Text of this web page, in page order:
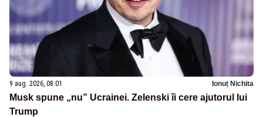
9 aug. 2026, 08:01 Ionuț Nichita
Musk spune „nu” Ucrainei. Zelenski îi cere ajutorul lui
Trump